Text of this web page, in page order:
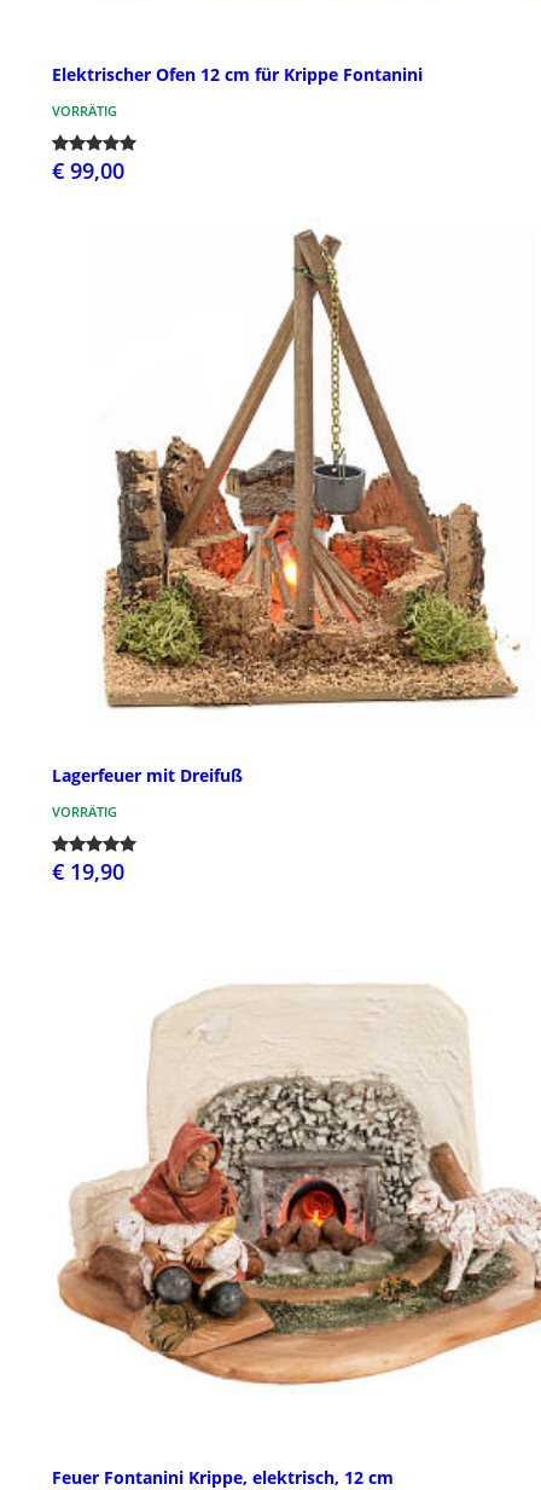
Elektrischer Ofen 12 cm für Krippe Fontanini
VORRÄTIG
€ 99,00
Lagerfeuer mit Dreifuß
VORRÄTIG
€ 19,90
Feuer Fontanini Krippe, elektrisch, 12 cm